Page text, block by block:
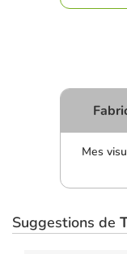
Mes
Suggestions de